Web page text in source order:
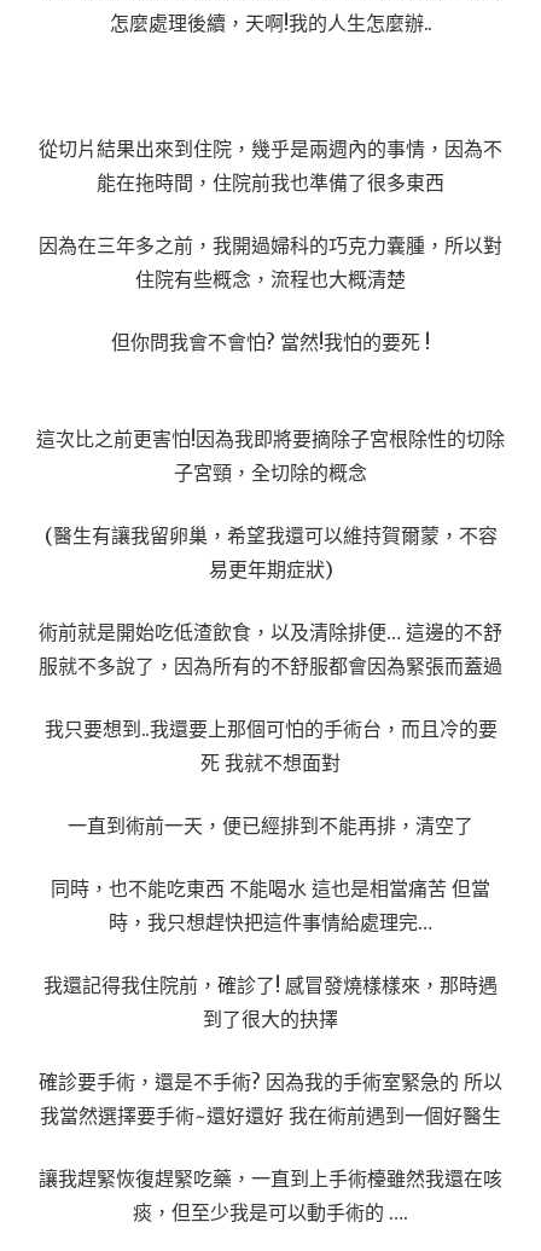
怎麼處理後續，天啊!我的人生怎麼辦..
從切片結果出來到住院，幾乎是兩週內的事情，因為不
能在拖時間，住院前我也準備了很多東西
因為在三年多之前，我開過婦科的巧克力囊腫，所以對
住院有些概念，流程也大概清楚
但你問我會不會怕? 當然!我怕的要死 !
這次比之前更害怕!因為我即將要摘除子宮根除性的切除
子宮頸，全切除的概念
(醫生有讓我留卵巢，希望我還可以維持賀爾蒙，不容
易更年期症狀)
術前就是開始吃低渣飲食，以及清除排便… 這邊的不舒
服就不多說了，因為所有的不舒服都會因為緊張而蓋過
我只要想到..我還要上那個可怕的手術台，而且冷的要
死 我就不想面對
一直到術前一天，便已經排到不能再排，清空了
同時，也不能吃東西 不能喝水 這也是相當痛苦 但當
時，我只想趕快把這件事情給處理完…
我還記得我住院前，確診了! 感冒發燒樣樣來，那時遇
到了很大的抉擇
確診要手術，還是不手術? 因為我的手術室緊急的 所以
我當然選擇要手術~還好還好 我在術前遇到一個好醫生
讓我趕緊恢復趕緊吃藥，一直到上手術檯雖然我還在咳
痰，但至少我是可以動手術的 ….